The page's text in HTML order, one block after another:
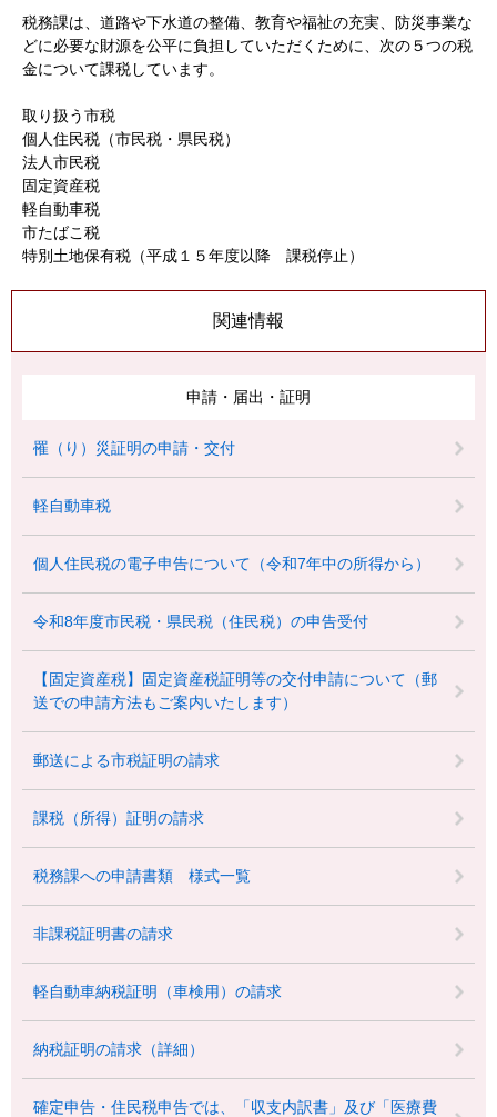
税務課は、道路や下水道の整備、教育や福祉の充実、防災事業な
どに必要な財源を公平に負担していただくために、次の５つの税
金について課税しています。
取り扱う市税
個人住民税（市民税・県民税）
法人市民税
固定資産税
軽自動車税
市たばこ税
特別土地保有税（平成１５年度以降 課税停止）
関連情報
申請・届出・証明
罹（り）災証明の申請・交付
軽自動車税
個人住民税の電子申告について（令和7年中の所得から）
令和8年度市民税・県民税（住民税）の申告受付
【固定資産税】固定資産税証明等の交付申請について（郵
送での申請方法もご案内いたします）
郵送による市税証明の請求
課税（所得）証明の請求
税務課への申請書類 様式一覧
非課税証明書の請求
軽自動車納税証明（車検用）の請求
納税証明の請求（詳細）
確定申告・住民税申告では、「収支内訳書」及び「医療費